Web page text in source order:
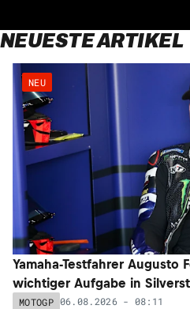
NEUESTE ARTIKEL
NEU
Yamaha-Testfahrer Augusto
wichtiger Aufgabe in
MOTOGP 06.08.2026 - 08:11